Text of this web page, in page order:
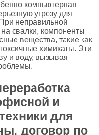
компьютерная
угрозу для
неправильной
свалки, компоненты
вещества, такие как
химикаты. Эти
и воду, вызывая
и
для
договор по